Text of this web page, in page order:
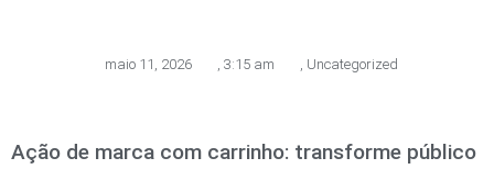
maio 11, 2026 , 3:15 am , Uncategorized
Ação de marca com carrinho: transforme público